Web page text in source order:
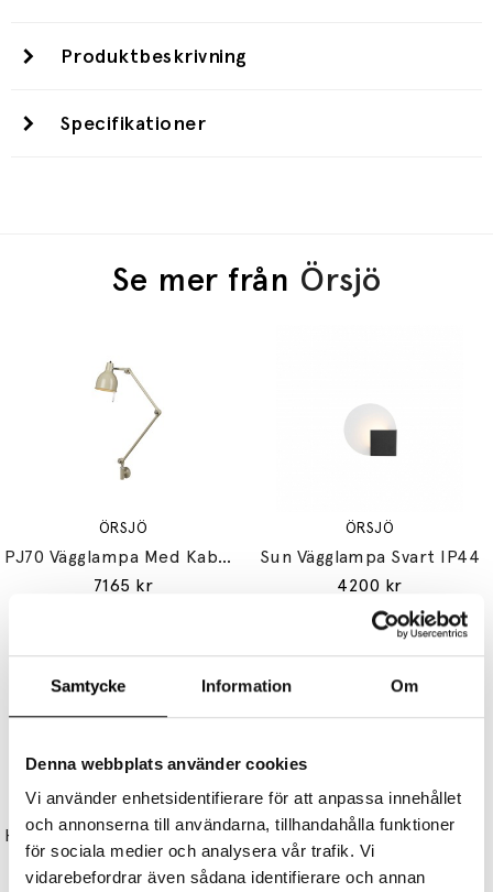
Samtycke Information Om
Denna webbplats använder cookies
Vi använder enhetsidentifierare för att anpassa innehållet
och annonserna till användarna, tillhandahålla funktioner
för sociala medier och analysera vår trafik. Vi
vidarebefordrar även sådana identifierare och annan
Produktbeskrivning
Specifikationer
Se mer från Örsjö
ÖRSJÖ
PJ70 Vägglampa Med Kabel Varmgrå
7165 kr
ÖRSJÖ
Sun Vägglampa Svart IP44
4200 kr
ÖRSJÖ
Hobo Pendel Mässing/Opalglas
13765 kr
ÖRSJÖ
4405 kr